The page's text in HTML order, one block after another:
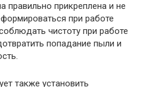
правильно прикреплена и не
при работе
чистоту при работе
попадание пыли и
также установить